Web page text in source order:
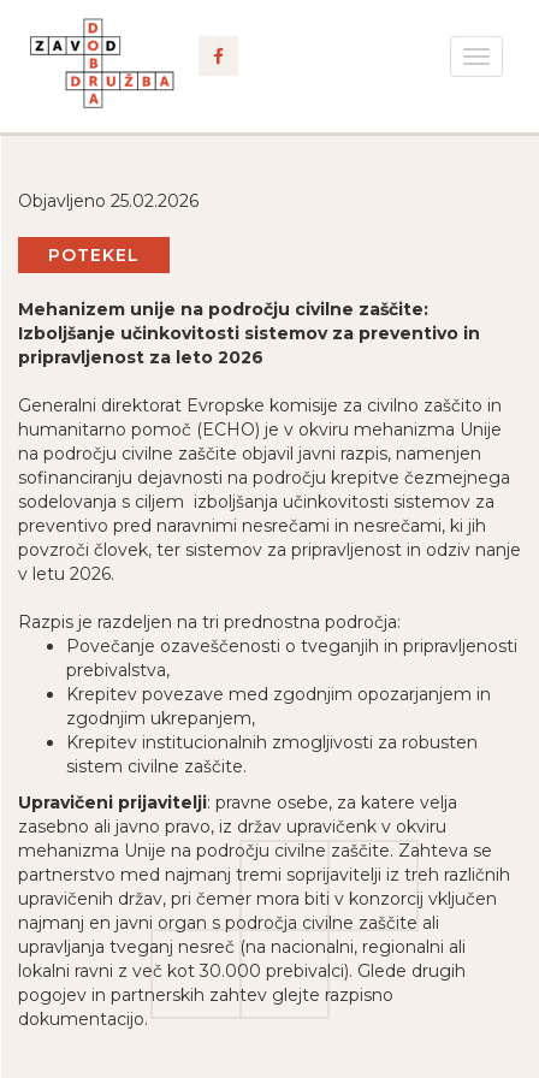
Toggle
Objavljeno 25.02.2026
POTEKEL
Mehanizem unije na področju civilne zaščite:
Izboljšanje učinkovitosti sistemov za preventivo in
pripravljenost za leto 2026
Generalni direktorat Evropske komisije za civilno zaščito in
humanitarno pomoč (ECHO) je v okviru mehanizma Unije
na področju civilne zaščite objavil javni razpis, namenjen
sofinanciranju dejavnosti na področju krepitve čezmejnega
sodelovanja s ciljem izboljšanja učinkovitosti sistemov za
preventivo pred naravnimi nesrečami in nesrečami, ki jih
povzroči človek, ter sistemov za pripravljenost in odziv nanje
v letu 2026.
Razpis je razdeljen na tri prednostna področja:
Povečanje ozaveščenosti o tveganjih in pripravljenosti
prebivalstva,
Krepitev povezave med zgodnjim opozarjanjem in
zgodnjim ukrepanjem,
Krepitev institucionalnih zmogljivosti za robusten
sistem civilne zaščite.
Upravičeni prijavitelji: pravne osebe, za katere velja
zasebno ali javno pravo, iz držav upravičenk v okviru
mehanizma Unije na področju civilne zaščite. Zahteva se
partnerstvo med najmanj tremi soprijavitelji iz treh različnih
upravičenih držav, pri čemer mora biti v konzorcij vključen
najmanj en javni organ s področja civilne zaščite ali
upravljanja tveganj nesreč (na nacionalni, regionalni ali
lokalni ravni z več kot 30.000 prebivalci). Glede drugih
pogojev in partnerskih zahtev glejte razpisno
dokumentacijo.